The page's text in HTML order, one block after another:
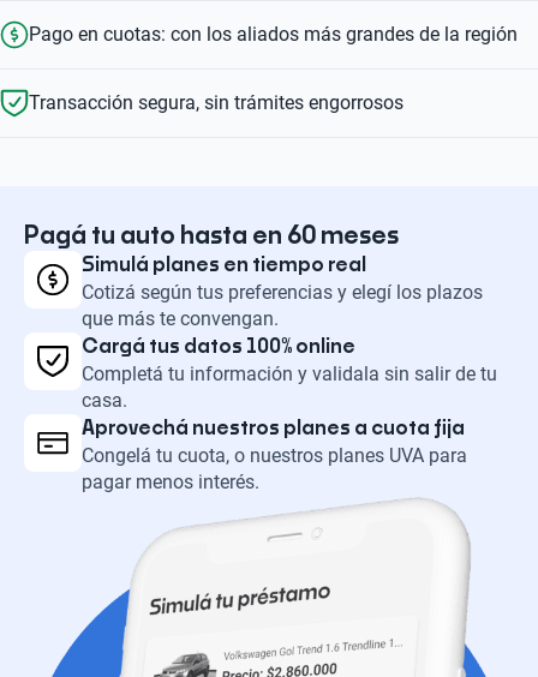
Pago en cuotas: con los aliados más grandes de la región
Transacción segura, sin trámites engorrosos
Pagá tu auto hasta en 60 meses
Simulá planes en tiempo real
Cotizá según tus preferencias y elegí los plazos
que más te convengan.
Cargá tus datos 100% online
Completá tu información y validala sin salir de tu
casa.
Aprovechá nuestros planes a cuota fija
Congelá tu cuota, o nuestros planes UVA para
pagar menos interés.